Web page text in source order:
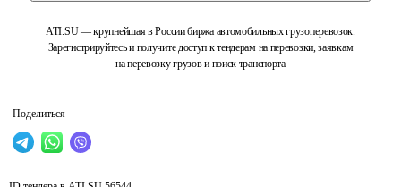
ATI.SU — крупнейшая в России биржа автомобильных грузоперевозок.
Зарегистрируйтесь и получите доступ к тендерам на перевозки, заявкам
на перевозку грузов и поиск транспорта
Поделиться